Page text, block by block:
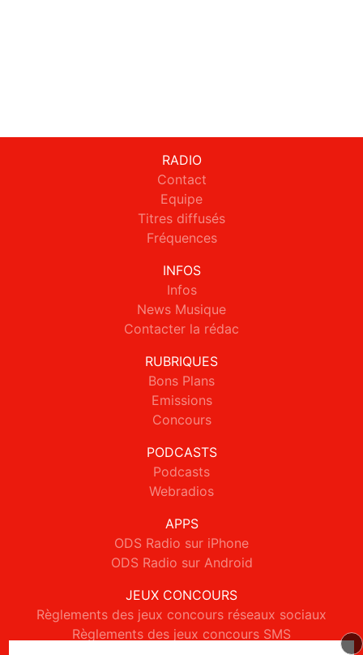
RADIO
Contact
Equipe
Titres diffusés
Fréquences
INFOS
Infos
News Musique
Contacter la rédac
RUBRIQUES
Bons Plans
Emissions
Concours
PODCASTS
Podcasts
Webradios
APPS
ODS Radio sur iPhone
ODS Radio sur Android
JEUX CONCOURS
Règlements des jeux concours réseaux sociaux
Règlements des jeux concours SMS